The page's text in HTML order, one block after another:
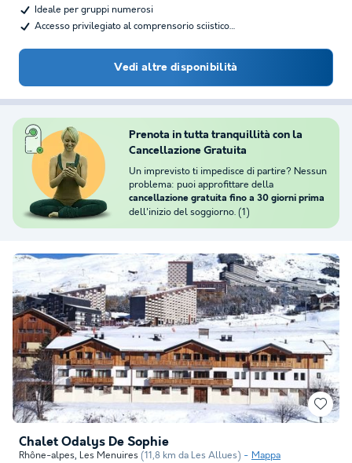
Ideale per gruppi numerosi
Accesso privilegiato al comprensorio sciistico…
Vedi altre disponibilità
Chalet Odalys De Sophie
Rhône-alpes, Les Menuires (11,8 km da Les Allues) Mappa
Prenota in tutta tranquillità con la
Cancellazione Gratuita
Un imprevisto ti impedisce di partire? Nessun
problema: puoi approfittare della
cancellazione gratuita fino a 30 giorni prima
dell'inizio del soggiorno. (1)